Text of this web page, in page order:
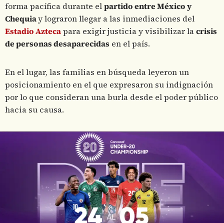
forma pacífica durante elpartido entre México y
Chequiay lograron llegar a las inmediaciones del
Estadio Aztecapara exigir justicia y visibilizar lacrisis
de personas desaparecidas en el país.
En el lugar, las familias en búsqueda leyeron un
posicionamiento en el que expresaron su indignación
por lo que consideran una burla desde el poder público
hacia su causa.